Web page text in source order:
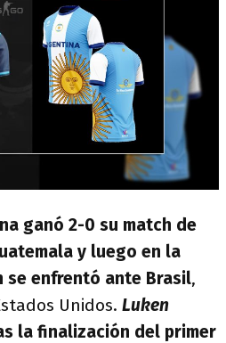
ganó 2-0 su match de
y luego en la
se enfrentó ante Brasil,
Unidos. Luken
la finalización del primer